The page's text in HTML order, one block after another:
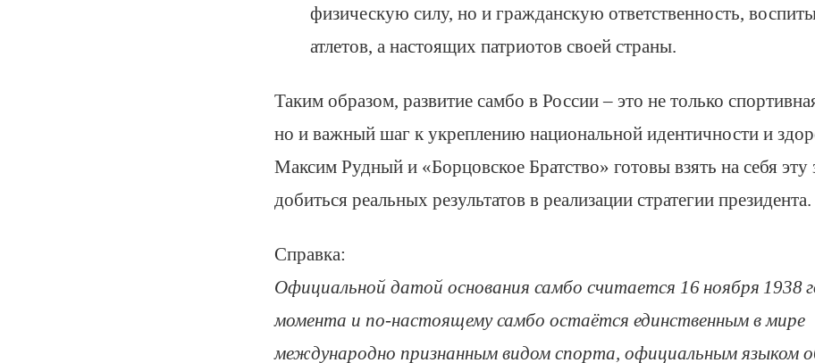
физическую силу, но и гражданскую ответственность,
атлетов, а настоящих патриотов своей страны.
Таким образом, развитие самбо в России – это не только
но и важный шаг к укреплению национальной идентичности и
Максим Рудный и «Борцовское Братство» готовы взять на себя эту
добиться реальных результатов в реализации стратегии президента.
Справка:
Официальной датой основания самбо считается 16 ноября 1938
момента и по‑настоящему самбо остаётся единственным в мире
международно признанным видом спорта, официальным языком